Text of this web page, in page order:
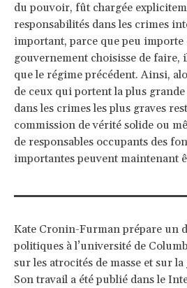
du pouvoir, fût chargée
responsabilités dans les crimes
important, parce que peu importe
gouvernement choisisse de faire,
que le régime précédent. Ainsi,
de ceux qui portent la plus
dans les crimes les plus graves
commission de vérité solide ou
de responsables occupants des
importantes peuvent maintenant
Kate Cronin-Furman prépare un
politiques à l’université de
sur les atrocités de masse et sur
Son travail a été publié dans le